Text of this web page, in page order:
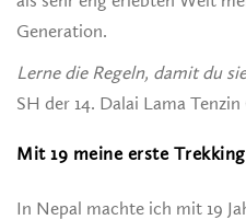
Generation.
Lerne die Regeln, damit du
SH der 14. Dalai Lama
Mit 19 meine erste
In Nepal machte ich mit 19